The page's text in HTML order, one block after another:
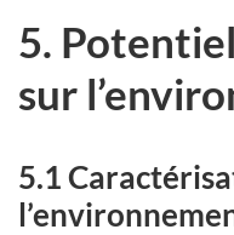
5.
sur
5.1